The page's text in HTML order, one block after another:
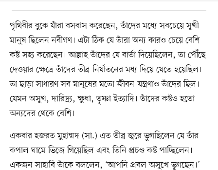
পৃথিবীর বুকে যাঁরা বসবাস করেছেন, তাঁদের মধ্যে সবচেয়ে সুখী
মানুষ ছিলেন নবীগণ। এটা ঠিক যে তাঁরা অন্য কারও চেয়ে বেশি
কষ্ট সহ্য করেছেন। আল্লাহ তাঁদের যে বার্তা দিয়েছিলেন, তা পৌঁছে
দেওয়ার ক্ষেত্রে তাঁদের তীব্র নির্যাতনের মধ্য দিয়ে যেতে হয়েছিল।
তা ছাড়া সাধারণ সব মানুষের মতো জীবন-যন্ত্রণাও তাঁদের ছিল।
যেমন অসুখ, দারিদ্র্য, ক্ষুধা, তৃষ্ণা ইত্যাদি। তাঁদের কষ্টও হতো
অন্যদের থেকে বেশি।
একবার হজরত মুহাম্মদ (সা.) এত তীব্র জ্বরে ভুগছিলেন যে তাঁর
কপাল ঘামে ভিজে গিয়েছিল এবং তিনি প্রচণ্ড কষ্ট পাচ্ছিলেন।
একজন সাহাবি তাঁকে বললেন, ‘আপনি প্রবল অসুখে ভুগছেন।’